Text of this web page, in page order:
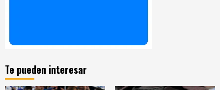
Te pueden interesar